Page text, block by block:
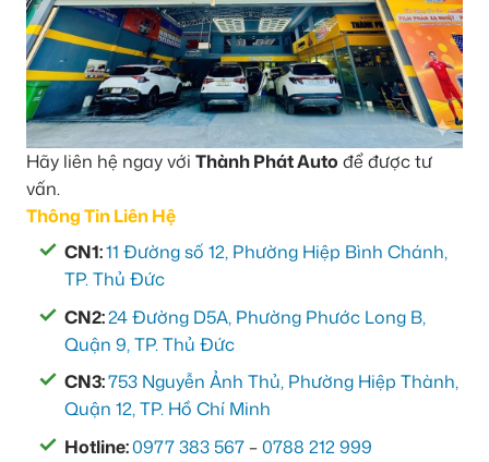
Hãy liên hệ ngay với Thành Phát Auto để được tư
vấn.
Thông Tin Liên Hệ
CN1:11 Đường số 12, Phường Hiệp Bình Chánh,
TP. Thủ Đức
CN2:24 Đường D5A, Phường Phước Long B,
Quận 9, TP. Thủ Đức
CN3:753 Nguyễn Ảnh Thủ, Phường Hiệp Thành,
Quận 12, TP. Hồ Chí Minh
Hotline:0977 383 567 –0788 212 999